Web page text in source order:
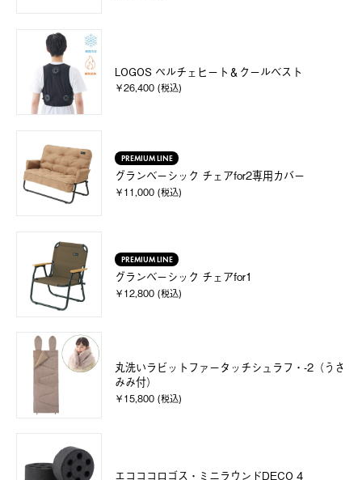
LOGOS ペルチェヒート＆クールベスト
￥26,400 (税込)
PREMIUM LINE
グランベーシック チェアfor2専用カバー
￥11,000 (税込)
PREMIUM LINE
グランベーシック チェアfor1
￥12,800 (税込)
丸洗いラビットファータッチシュラフ・-2（うさ
みみ付）
￥15,800 (税込)
エコココロゴス・ミニラウンドDECO 4